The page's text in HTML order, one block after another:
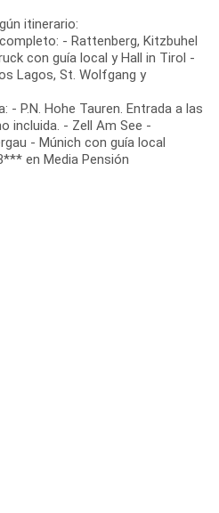
itinerario:
- Rattenberg, Kitzbuhel
con guía local y Hall in Tirol -
Lagos, St. Wolfgang y
- P.N. Hohe Tauren. Entrada a las
incluida. - Zell Am See -
- Múnich con guía local
en Media Pensión